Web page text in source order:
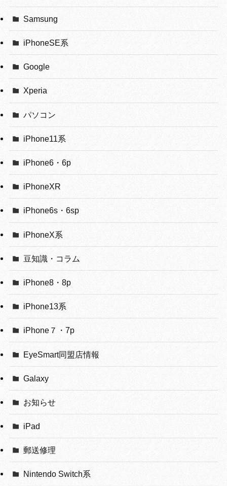
Samsung
iPhoneSE系
Google
Xperia
パソコン
iPhone11系
iPhone6・6p
iPhoneXR
iPhone6s・6sp
iPhoneX系
豆知識・コラム
iPhone8・8p
iPhone13系
iPhone７・7p
EyeSmart同盟店情報
Galaxy
お知らせ
iPad
郵送修理
Nintendo Switch系